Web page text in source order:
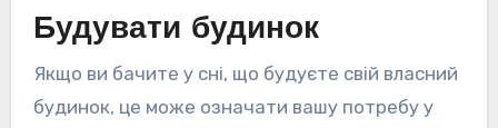
Будувати будинок
Якщо ви бачите у сні, що будуєте свій власний
будинок, це може означати вашу потребу у